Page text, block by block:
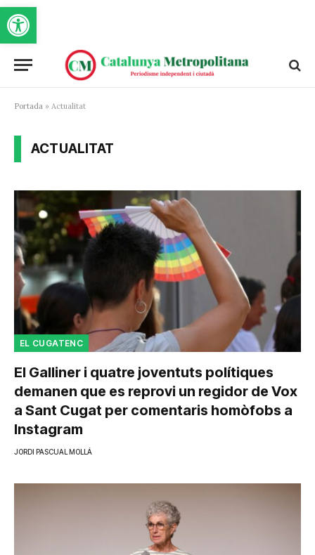
Obre la barra d'eines
Portada » Actualitat
ACTUALITAT
EL CUGATENC
El Galliner i quatre joventuts polítiques
demanen que es reprovi un regidor de Vox
a Sant Cugat per comentaris homòfobs a
Instagram
JORDI PASCUAL MOLLÁ